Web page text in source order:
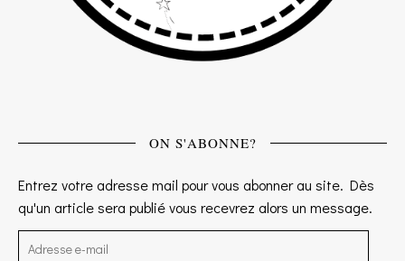
ON S'ABONNE?
Entrez votre adresse mail pour vous abonner au site. Dès
qu'un article sera publié vous recevrez alors un message.
Adresse e-mail